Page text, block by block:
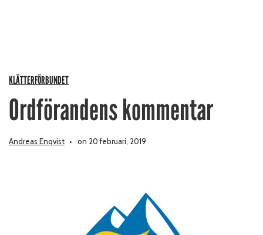
KLÄTTERFÖRBUNDET
Ordförandens kommentar
Andreas Enqvist on 20 februari, 2019